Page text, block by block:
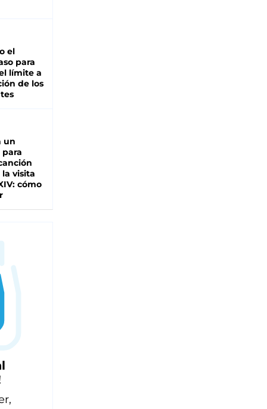
el
para
límite a
de los
un
para
visita
cómo